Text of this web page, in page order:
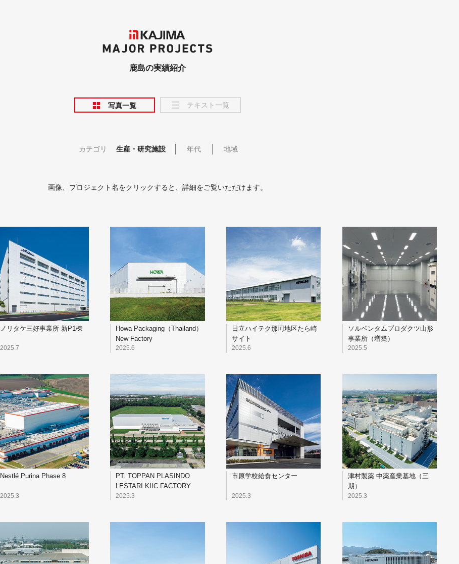
KAJIMA
鹿島の実績紹介
写真一覧 テキスト一覧
カテゴリ 生産・研究施設 年代 地域
画像、プロジェクト名をクリックすると、詳細をご覧いただけます。
ノリタケ三好事業所 新P1棟
2025.7
Howa Packaging（Thailand）
New Factory
2025.6
日立ハイテク那珂地区たら崎
サイト
2025.6
ソルベンタムプロダクツ山形
事業所（増築）
2025.5
Nestlé Purina Phase 8
2025.3
PT. TOPPAN PLASINDO
LESTARI KIIC FACTORY
2025.3
市原学校給食センター
2025.3
津村製薬 中薬産業基地（三
期）
2025.3